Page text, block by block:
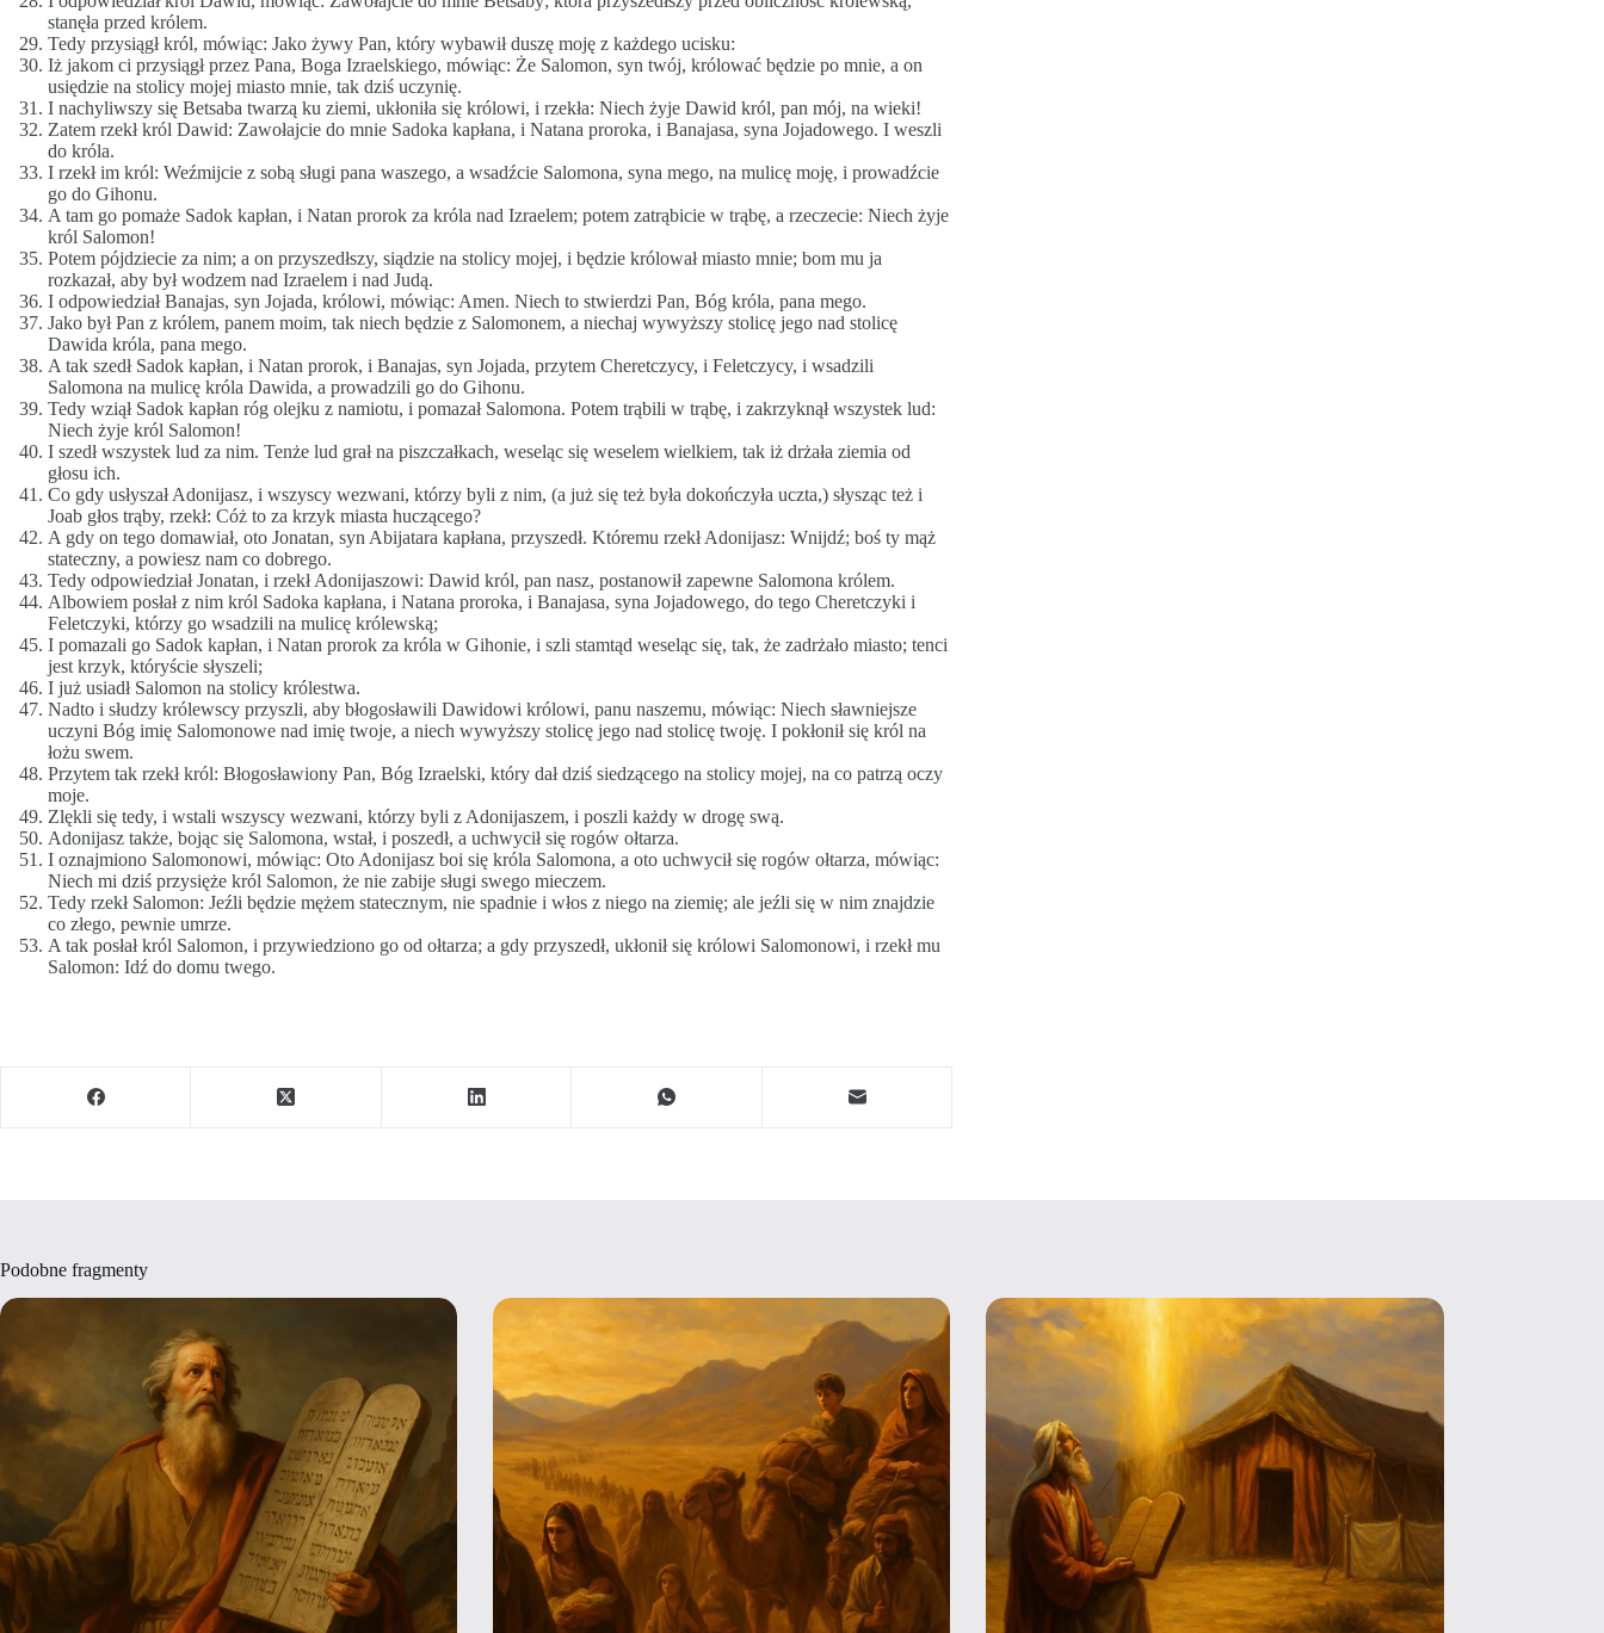
stanęła przed królem.
Tedy przysiągł król, mówiąc: Jako żywy Pan, który wybawił duszę moję z każdego ucisku:
Iż jakom ci przysiągł przez Pana, Boga Izraelskiego, mówiąc: Że Salomon, syn twój, królować będzie po mnie, a on
usiędzie na stolicy mojej miasto mnie, tak dziś uczynię.
I nachyliwszy się Betsaba twarzą ku ziemi, ukłoniła się królowi, i rzekła: Niech żyje Dawid król, pan mój, na wieki!
Zatem rzekł król Dawid: Zawołajcie do mnie Sadoka kapłana, i Natana proroka, i Banajasa, syna Jojadowego. I weszli
do króla.
I rzekł im król: Weźmijcie z sobą sługi pana waszego, a wsadźcie Salomona, syna mego, na mulicę moję, i prowadźcie
go do Gihonu.
A tam go pomaże Sadok kapłan, i Natan prorok za króla nad Izraelem; potem zatrąbicie w trąbę, a rzeczecie: Niech żyje
król Salomon!
Potem pójdziecie za nim; a on przyszedłszy, siądzie na stolicy mojej, i będzie królował miasto mnie; bom mu ja
rozkazał, aby był wodzem nad Izraelem i nad Judą.
I odpowiedział Banajas, syn Jojada, królowi, mówiąc: Amen. Niech to stwierdzi Pan, Bóg króla, pana mego.
Jako był Pan z królem, panem moim, tak niech będzie z Salomonem, a niechaj wywyższy stolicę jego nad stolicę
Dawida króla, pana mego.
A tak szedł Sadok kapłan, i Natan prorok, i Banajas, syn Jojada, przytem Cheretczycy, i Feletczycy, i wsadzili
Salomona na mulicę króla Dawida, a prowadzili go do Gihonu.
Tedy wziął Sadok kapłan róg olejku z namiotu, i pomazał Salomona. Potem trąbili w trąbę, i zakrzyknął wszystek lud:
Niech żyje król Salomon!
I szedł wszystek lud za nim. Tenże lud grał na piszczałkach, weseląc się weselem wielkiem, tak iż drżała ziemia od
głosu ich.
Co gdy usłyszał Adonijasz, i wszyscy wezwani, którzy byli z nim, (a już się też była dokończyła uczta,) słysząc też i
Joab głos trąby, rzekł: Cóż to za krzyk miasta huczącego?
A gdy on tego domawiał, oto Jonatan, syn Abijatara kapłana, przyszedł. Któremu rzekł Adonijasz: Wnijdź; boś ty mąż
stateczny, a powiesz nam co dobrego.
Tedy odpowiedział Jonatan, i rzekł Adonijaszowi: Dawid król, pan nasz, postanowił zapewne Salomona królem.
Albowiem posłał z nim król Sadoka kapłana, i Natana proroka, i Banajasa, syna Jojadowego, do tego Cheretczyki i
Feletczyki, którzy go wsadzili na mulicę królewską;
I pomazali go Sadok kapłan, i Natan prorok za króla w Gihonie, i szli stamtąd weseląc się, tak, że zadrżało miasto; tenci
jest krzyk, któryście słyszeli;
I już usiadł Salomon na stolicy królestwa.
Nadto i słudzy królewscy przyszli, aby błogosławili Dawidowi królowi, panu naszemu, mówiąc: Niech sławniejsze
uczyni Bóg imię Salomonowe nad imię twoje, a niech wywyższy stolicę jego nad stolicę twoję. I pokłonił się król na
łożu swem.
Przytem tak rzekł król: Błogosławiony Pan, Bóg Izraelski, który dał dziś siedzącego na stolicy mojej, na co patrzą oczy
moje.
Zlękli się tedy, i wstali wszyscy wezwani, którzy byli z Adonijaszem, i poszli każdy w drogę swą.
Adonijasz także, bojąc się Salomona, wstał, i poszedł, a uchwycił się rogów ołtarza.
I oznajmiono Salomonowi, mówiąc: Oto Adonijasz boi się króla Salomona, a oto uchwycił się rogów ołtarza, mówiąc:
Niech mi dziś przysięże król Salomon, że nie zabije sługi swego mieczem.
Tedy rzekł Salomon: Jeźli będzie mężem statecznym, nie spadnie i włos z niego na ziemię; ale jeźli się w nim znajdzie
co złego, pewnie umrze.
A tak posłał król Salomon, i przywiedziono go od ołtarza; a gdy przyszedł, ukłonił się królowi Salomonowi, i rzekł mu
Salomon: Idź do domu twego.
Podobne fragmenty